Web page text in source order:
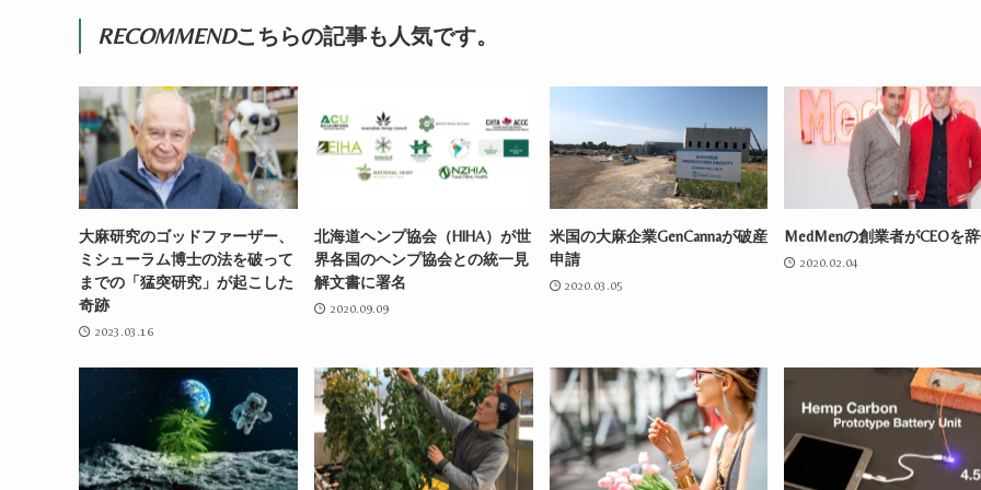
RECOMMENDこちらの記事も人気です。
大麻研究のゴッドファーザー、
ミシューラム博士の法を破って
までの「猛突研究」が起こした
奇跡
2023.03.16
北海道ヘンプ協会（HIHA）が世
界各国のヘンプ協会との統一見
解文書に署名
2020.09.09
米国の大麻企業GenCannaが破産
申請
2020.03.05
MedMenの創業者がCEOを
2020.02.04